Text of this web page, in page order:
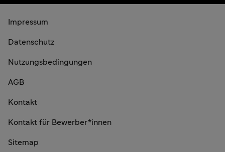
Impressum
Datenschutz
Nutzungsbedingungen
AGB
Kontakt
Kontakt für Bewerber*innen
Sitemap